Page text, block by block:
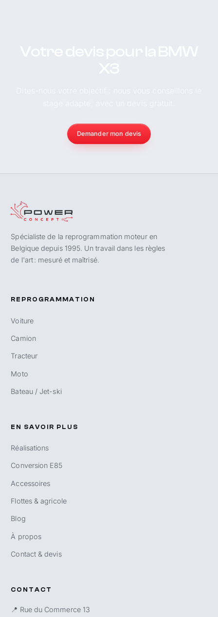
Demander mon devis
Spécialiste de la reprogrammation moteur en
Belgique depuis 1995. Un travail dans les règles
de l'art : mesuré et maîtrisé.
REPROGRAMMATION
Voiture
Camion
Tracteur
Moto
Bateau / Jet-ski
EN SAVOIR PLUS
Réalisations
Conversion E85
Accessoires
Flottes & agricole
Blog
À propos
Contact & devis
CONTACT
📍 Rue du Commerce 13